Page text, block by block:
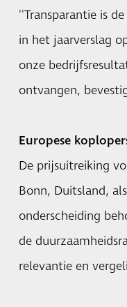
''Transparantie is
in het jaarverslag
onze
ontvangen,
Europese
De prijsuitreiking
Bonn, Duitsland,
onderscheiding
de
relevantie en